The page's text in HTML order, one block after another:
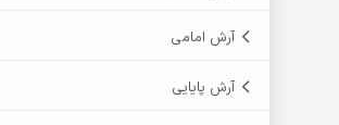
آرش امامی
آرش پایایی